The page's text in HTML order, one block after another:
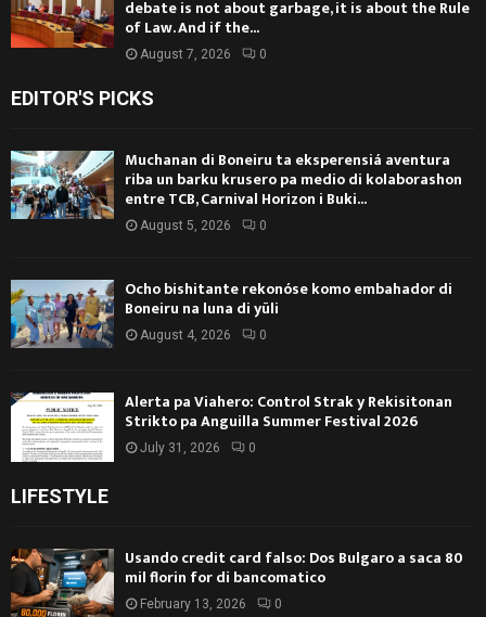
debate is not about garbage, it is about the Rule
of Law. And if the...
August 7, 2026 0
EDITOR'S PICKS
Muchanan di Boneiru ta eksperensiá aventura
riba un barku krusero pa medio di kolaborashon
entre TCB, Carnival Horizon i Buki...
August 5, 2026 0
Ocho bishitante rekonóse komo embahador di
Boneiru na luna di yüli
August 4, 2026 0
Alerta pa Viahero: Control Strak y Rekisitonan
Strikto pa Anguilla Summer Festival 2026
July 31, 2026 0
LIFESTYLE
Usando credit card falso: Dos Bulgaro a saca 80
mil florin for di bancomatico
February 13, 2026 0